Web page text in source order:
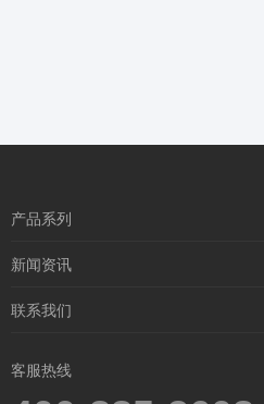
产品系列
含漱类
新闻资讯
行业新闻
媒体新闻
联系我们
客服热线